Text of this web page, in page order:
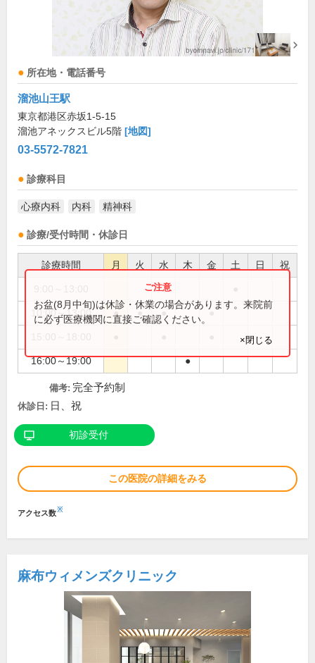
所在地・電話番号
溜池山王駅
東京都港区赤坂1-5-15
溜池アネックスビル5階 [地図]
03-5572-7821
診療科目
心療内科 内科 精神科
診療/受付時間・休診日
診療時間 月 火 水 木 金 土 日 祝
10:00～13:00 ● ● ● ●
16:00～19:00 ●
お盆(8月中旬)は休診・休業の場合があります。来院前
に必ず医療機関に直接ご確認ください。
×閉じる
備考: 完全予約制
休診日: 日、祝
初診受付
この医院の詳細をみる
アクセス数※
麻布ウィメンズクリニック